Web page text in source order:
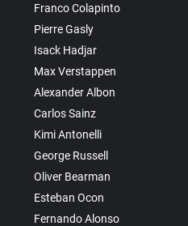
Franco Colapinto
Pierre Gasly
Isack Hadjar
Max Verstappen
Alexander Albon
Carlos Sainz
Kimi Antonelli
George Russell
Oliver Bearman
Esteban Ocon
Fernando Alonso